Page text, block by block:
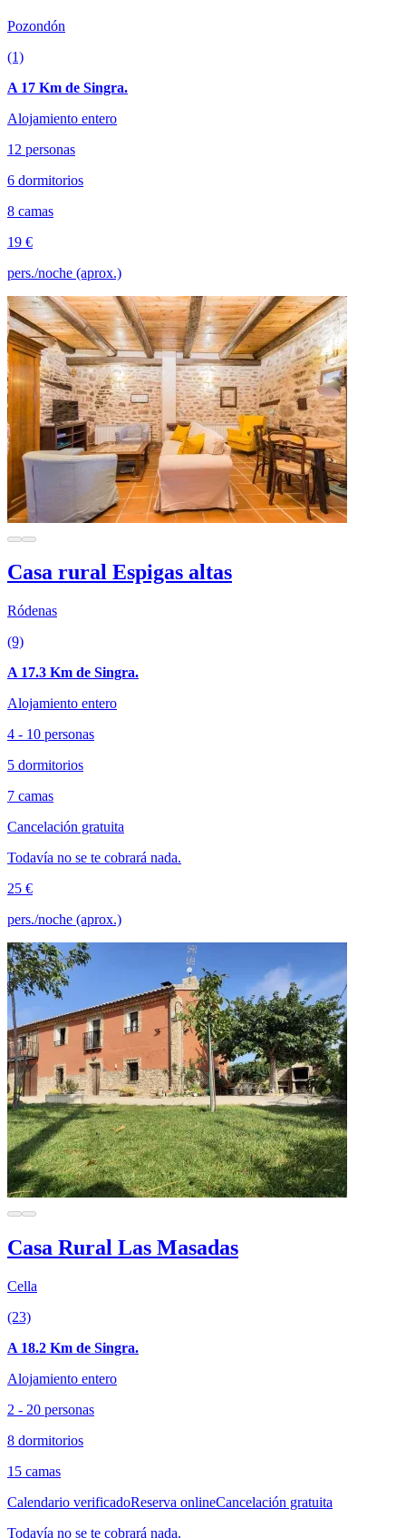
Pozondón
(1)
A 17 Km de Singra.
Alojamiento entero
12 personas
6 dormitorios
8 camas
19 €
pers./noche (aprox.)
Casa rural Espigas altas
Ródenas
(9)
A 17.3 Km de Singra.
Alojamiento entero
4 - 10 personas
5 dormitorios
7 camas
Cancelación gratuita
Todavía no se te cobrará nada.
25 €
pers./noche (aprox.)
Casa Rural Las Masadas
Cella
(23)
A 18.2 Km de Singra.
Alojamiento entero
2 - 20 personas
8 dormitorios
15 camas
Calendario verificadoReserva onlineCancelación gratuita
Todavía no se te cobrará nada.